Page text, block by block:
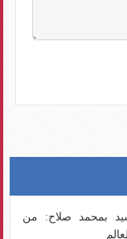
بمحمد صلاح: من